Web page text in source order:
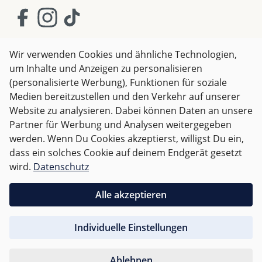
AGB Impressum
Datenschutz
Widerrufsrecht
Alle Preise inkl. gesetzl. Mehrwertsteuer zzgl.Versandkosten
und ggf. Nachnahmegebühren, wenn nicht anders
angegeben.
Für Österreich sind Bestellungen ab 50,- EUR
versandkostenfrei.
Für andere Länder wird nachGewicht abgerechnet
Wir verwenden Cookies und ähnliche Technologien,
um Inhalte und Anzeigen zu personalisieren
(personalisierte Werbung), Funktionen für soziale
Medien bereitzustellen und den Verkehr auf unserer
Website zu analysieren. Dabei können Daten an unsere
Partner für Werbung und Analysen weitergegeben
werden. Wenn Du Cookies akzeptierst, willigst Du ein,
dass ein solches Cookie auf deinem Endgerät gesetzt
wird. Datenschutz
Individuelle Einstellungen
Alle akzeptieren